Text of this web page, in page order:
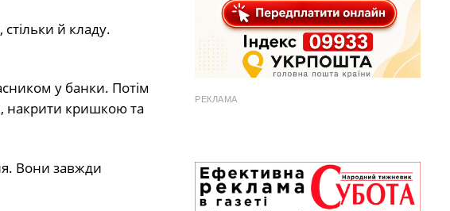
й кладу.
у банки. Потім
накрити кришкою та
Вони завжди
РЕКЛАМА